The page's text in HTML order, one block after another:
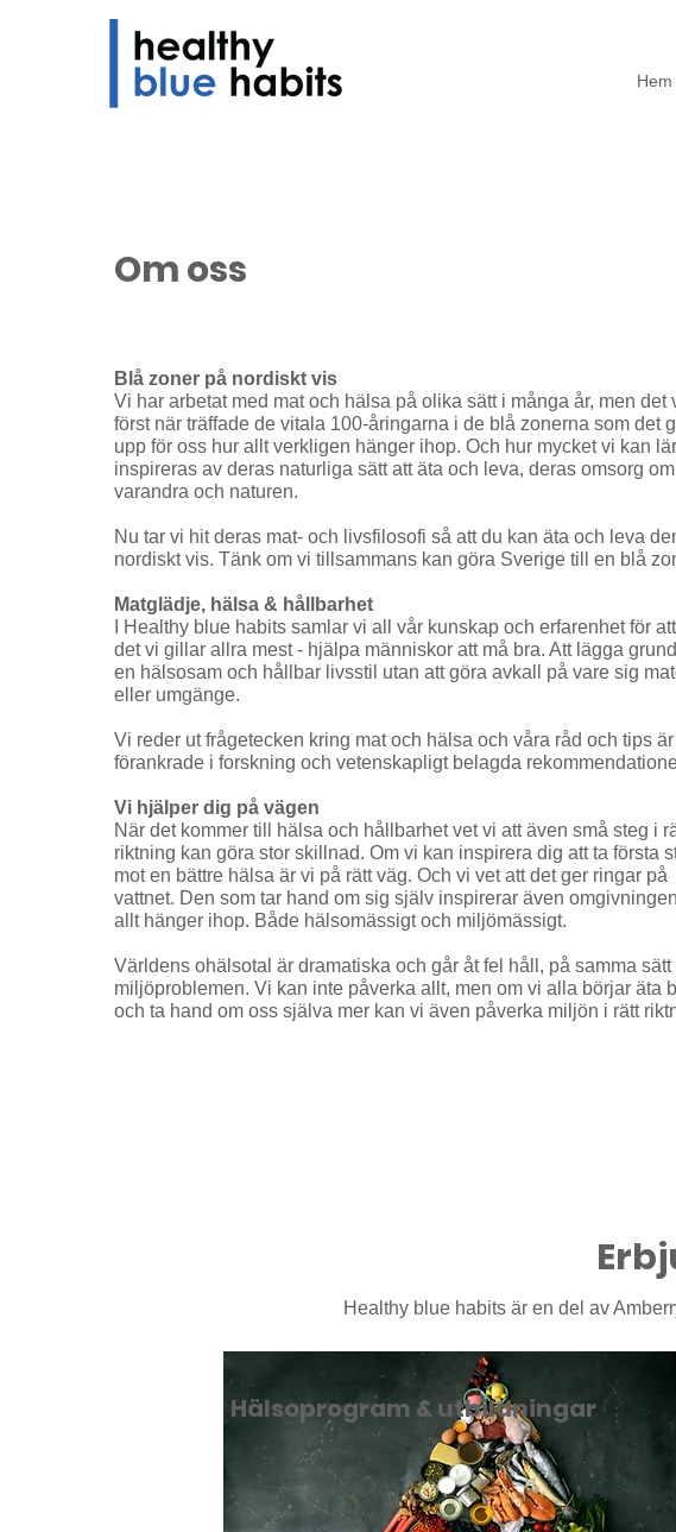
Hem
Om oss
Blå zoner på nordiskt vis
Vi har arbetat med mat och hälsa på olika sätt i många år, men det
först när träffade de vitala 100-åringarna i de blå zonerna som det
upp för oss hur allt verkligen hänger ihop. Och hur mycket vi kan
inspireras av deras naturliga sätt att äta och leva, deras omsorg om
varandra och naturen.
Nu tar vi hit deras mat- och livsfilosofi så att du kan äta och leva
nordiskt vis. Tänk om vi tillsammans kan göra Sverige till en blå
Matglädje, hälsa & hållbarhet
I Healthy blue habits samlar vi all vår kunskap och erfarenhet för
det vi gillar allra mest - hjälpa människor att må bra.Att lägga
en hälsosam och hållbar livsstil utan att göra avkall på vare sig
eller umgänge.
Vi reder ut frågetecken kring mat och hälsa och våra råd och tips
förankrade i forskning och vetenskapligt belagda
Vi hjälper dig på vägen
När det kommer till hälsa och hållbarhet vet vi att även små steg i
riktning kan göra stor skillnad. Om vi kan inspirera dig att ta första
mot en bättre hälsa är vi på rätt väg. Och vi vet att det ger ringar på
vattnet. Den som tar hand om sig själv inspirerar även
allt hänger ihop. Både hälsomässigt och miljömässigt.
Världens ohälsotal är dramatiska och går åt fel håll, på samma sätt
miljöproblemen. Vi kan inte påverka allt, men om vi alla börjar äta
och ta hand om oss själva mer kan vi även påverka miljön i rätt
Hälsoprogram & utbildningar
Healthy blue habits är en del av